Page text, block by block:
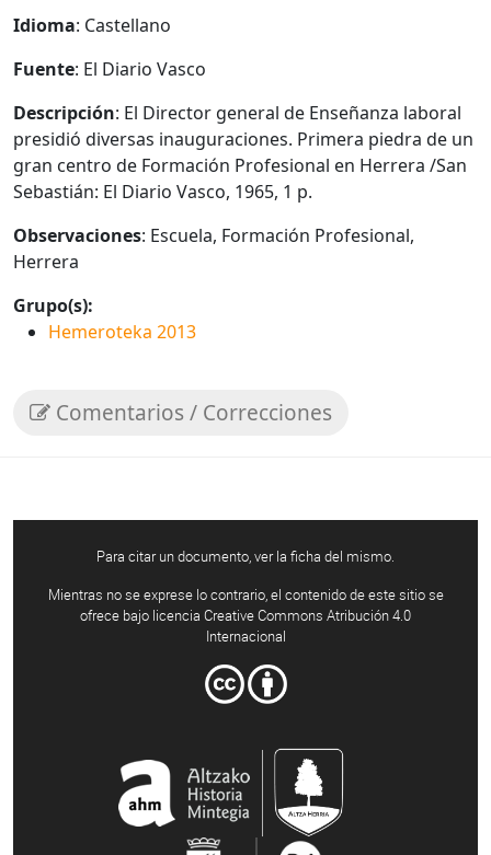
Idioma: Castellano
Fuente: El Diario Vasco
Descripción: El Director general de Enseñanza laboral
presidió diversas inauguraciones. Primera piedra de un
gran centro de Formación Profesional en Herrera /San
Sebastián: El Diario Vasco, 1965, 1 p.
Observaciones: Escuela, Formación Profesional,
Herrera
Grupo(s):
Hemeroteka 2013
Comentarios / Correcciones
Para citar un documento, ver la ficha del mismo.
Mientras no se exprese lo contrario, el contenido de este sitio se
ofrece bajo licencia Creative Commons Atribución 4.0
Internacional